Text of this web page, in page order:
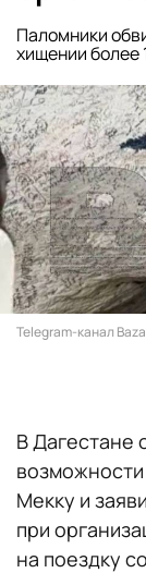
Паломники
хищении более
Telegram-канал Baza
В Дагестане
Мекку и
при
на поездку